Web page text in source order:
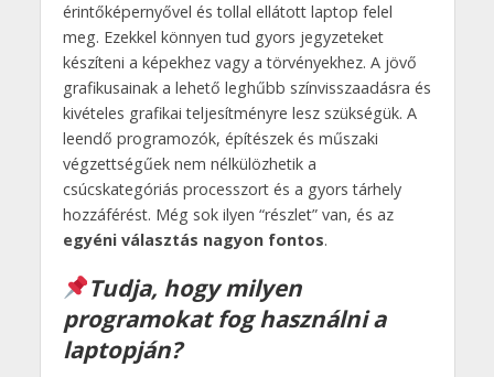
érintőképernyővel és tollal ellátott laptop felel
meg. Ezekkel könnyen tud gyors jegyzeteket
készíteni a képekhez vagy a törvényekhez. A jövő
grafikusainak a lehető leghűbb színvisszaadásra és
kivételes grafikai teljesítményre lesz szükségük. A
leendő programozók, építészek és műszaki
végzettségűek nem nélkülözhetik a
csúcskategóriás processzort és a gyors tárhely
hozzáférést. Még sok ilyen “részlet” van, és az
egyéni választás nagyon fontos.
Tudja, hogy milyen
programokat fog használni a
laptopján?